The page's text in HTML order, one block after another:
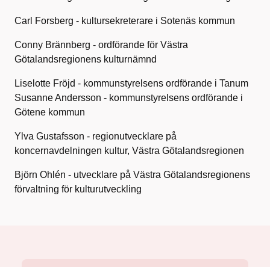
Carl Forsberg - kultursekreterare i Sotenäs kommun
Conny Brännberg - ordförande för Västra
Götalandsregionens kulturnämnd
Liselotte Fröjd - kommunstyrelsens ordförande i Tanum
Susanne Andersson - kommunstyrelsens ordförande i
Götene kommun
Ylva Gustafsson - regionutvecklare på
koncernavdelningen kultur, Västra Götalandsregionen
Björn Ohlén - utvecklare på Västra Götalandsregionens
förvaltning för kulturutveckling